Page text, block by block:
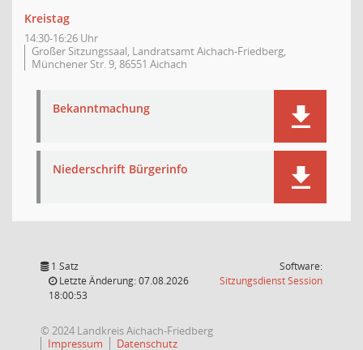
Kreistag
14:30-16:26 Uhr
Großer Sitzungssaal, Landratsamt Aichach-Friedberg,
Münchener Str. 9, 86551 Aichach
Bekanntmachung
Niederschrift Bürgerinfo
1 Satz
Letzte Änderung: 07.08.2026
18:00:53
Software:
SitzungsdienstSession(Wird in
© 2024 Landkreis Aichach-Friedberg
Impressum
Datenschutz